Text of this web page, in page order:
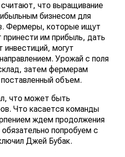
что выращивание
бизнесом для
Фермеры, которые ищут
им прибыль, дать
инвестиций, могут
Урожай с поля
затем фермерам
объем.
что может быть
Что касается команды
ждем продолжения
попробуем с
Джей Бубак.